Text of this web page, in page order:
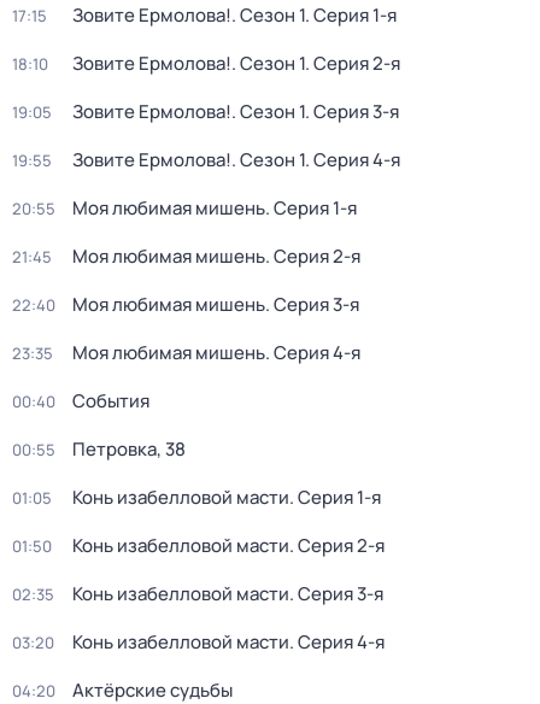
17:15 Зовите Ермолова!. Сезон 1. Серия 1-я
18:10 Зовите Ермолова!. Сезон 1. Серия 2-я
19:05 Зовите Ермолова!. Сезон 1. Серия 3-я
19:55 Зовите Ермолова!. Сезон 1. Серия 4-я
20:55 Моя любимая мишень. Серия 1-я
21:45 Моя любимая мишень. Серия 2-я
22:40 Моя любимая мишень. Серия 3-я
23:35 Моя любимая мишень. Серия 4-я
00:40 События
00:55 Петровка, 38
01:05 Конь изабелловой масти. Серия 1-я
01:50 Конь изабелловой масти. Серия 2-я
02:35 Конь изабелловой масти. Серия 3-я
03:20 Конь изабелловой масти. Серия 4-я
04:20 Актёрские судьбы